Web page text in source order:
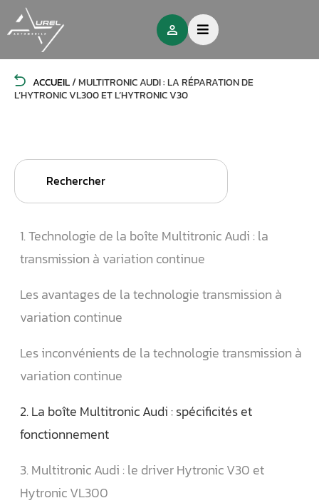
ACCUEIL/MULTITRONIC AUDI : LA RÉPARATION DE
L’HYTRONIC VL300 ET L’HYTRONIC V30
Search
1. Technologie de la boîte Multitronic Audi : la
transmission à variation continue
Les avantages de la technologie transmission à
variation continue
Les inconvénients de la technologie transmission à
variation continue
2. La boîte Multitronic Audi : spécificités et
fonctionnement
3. Multitronic Audi : le driver Hytronic V30 et
Hytronic VL300